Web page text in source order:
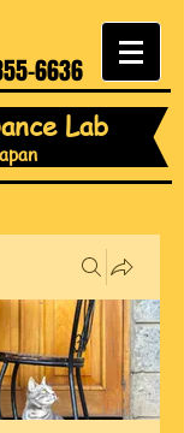
6636
Lab